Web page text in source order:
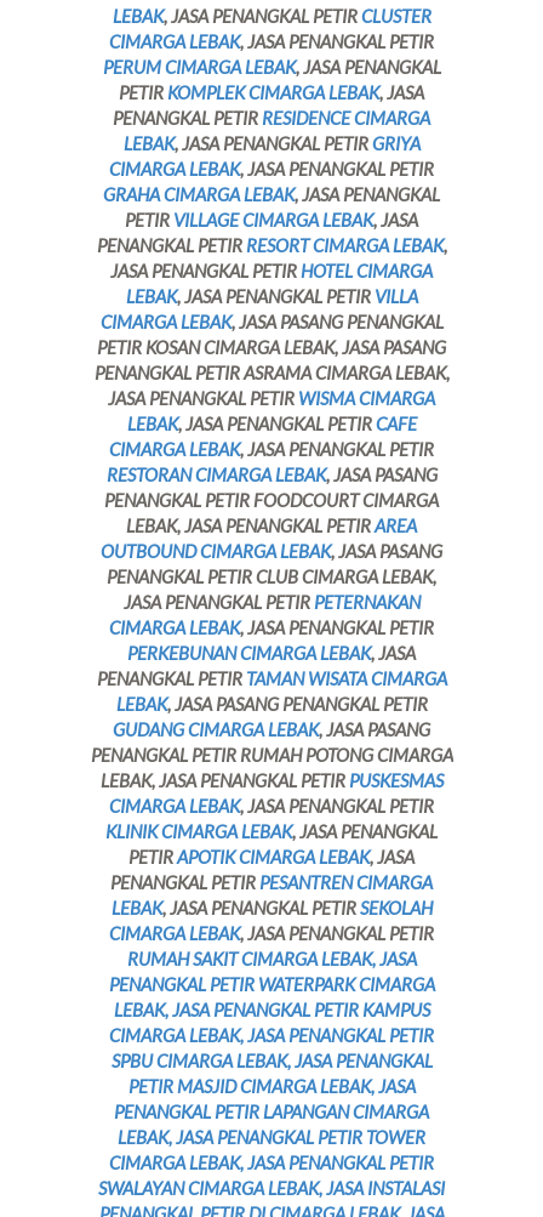
LEBAK, JASA PENANGKAL PETIRCLUSTER
CIMARGA LEBAK, JASA PENANGKAL PETIR
PERUM CIMARGA LEBAK, JASA PENANGKAL
PETIR KOMPLEK CIMARGA LEBAK, JASA
PENANGKAL PETIR RESIDENCE CIMARGA
LEBAK, JASA PENANGKAL PETIRGRIYA
CIMARGA LEBAK, JASA PENANGKAL PETIR
GRAHA CIMARGA LEBAK, JASA PENANGKAL
PETIR VILLAGE CIMARGA LEBAK, JASA
PENANGKAL PETIR RESORT CIMARGA LEBAK,
JASA PENANGKAL PETIRHOTEL CIMARGA
LEBAK, JASA PENANGKAL PETIR VILLA
CIMARGA LEBAK, JASA PASANG PENANGKAL
PETIR KOSAN CIMARGA LEBAK, JASA PASANG
PENANGKAL PETIR ASRAMA CIMARGA LEBAK,
JASA PENANGKAL PETIR WISMA CIMARGA
LEBAK, JASA PENANGKAL PETIRCAFE
CIMARGA LEBAK, JASA PENANGKAL PETIR
RESTORAN CIMARGA LEBAK, JASA PASANG
PENANGKAL PETIR FOODCOURT CIMARGA
LEBAK, JASA PENANGKAL PETIRAREA
OUTBOUND CIMARGA LEBAK, JASA PASANG
PENANGKAL PETIR CLUB CIMARGA LEBAK,
JASA PENANGKAL PETIR PETERNAKAN
CIMARGA LEBAK, JASA PENANGKAL PETIR
PERKEBUNAN CIMARGA LEBAK, JASA
PENANGKAL PETIR TAMAN WISATA CIMARGA
LEBAK, JASA PASANG PENANGKAL PETIR
GUDANG CIMARGA LEBAK, JASA PASANG
PENANGKAL PETIR RUMAH POTONG CIMARGA
LEBAK, JASA PENANGKAL PETIR PUSKESMAS
CIMARGA LEBAK, JASA PENANGKAL PETIR
KLINIK CIMARGA LEBAK, JASA PENANGKAL
PETIRAPOTIK CIMARGA LEBAK, JASA
PENANGKAL PETIR PESANTREN CIMARGA
LEBAK, JASA PENANGKAL PETIRSEKOLAH
CIMARGA LEBAK, JASA PENANGKAL PETIR
RUMAH SAKIT CIMARGA LEBAK, JASA
PENANGKAL PETIR WATERPARK CIMARGA
LEBAK, JASA PENANGKAL PETIR KAMPUS
CIMARGA LEBAK, JASA PENANGKAL PETIR
SPBU CIMARGA LEBAK, JASA PENANGKAL
PETIR MASJID CIMARGA LEBAK, JASA
PENANGKAL PETIR LAPANGAN CIMARGA
LEBAK, JASA PENANGKAL PETIR TOWER
CIMARGA LEBAK, JASA PENANGKAL PETIR
SWALAYAN CIMARGA LEBAK, JASA INSTALASI